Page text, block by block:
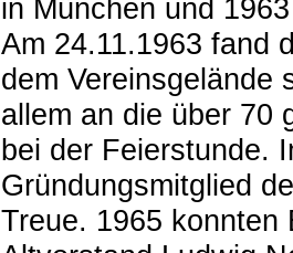
in München und
Am 24.11.1963 fand
dem Vereinsgelände
allem an die über 70
bei der Feierstunde.
Gründungsmitglied
Treue. 1965 konnten